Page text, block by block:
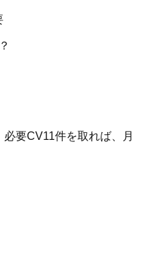
必要CV11件を取れば、月